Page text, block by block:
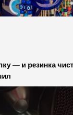
— и резинка